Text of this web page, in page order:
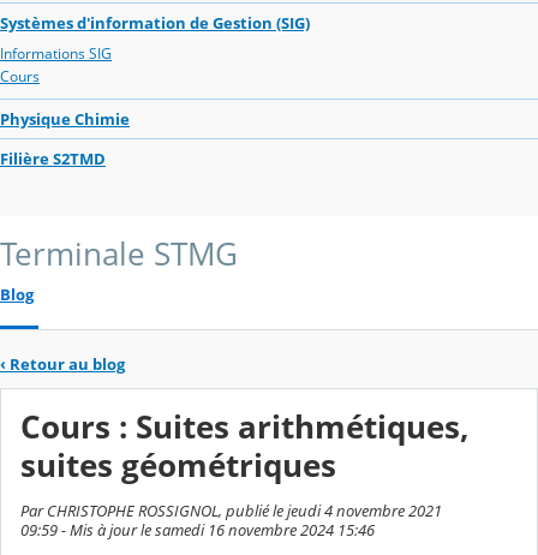
Systèmes d'information de Gestion (SIG)
Informations SIG
Cours
Physique Chimie
Filière S2TMD
Terminale STMG
Blog
‹ Retour au blog
Cours : Suites arithmétiques,
suites géométriques
Par CHRISTOPHE ROSSIGNOL, publié le jeudi 4 novembre 2021
09:59 - Mis à jour le samedi 16 novembre 2024 15:46